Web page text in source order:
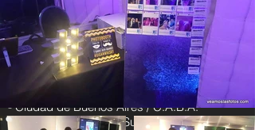
Zonas de Cobertura
- Ciudad de Buenos Aires / C.A.B.A.
-
Conurbano / Zona Sur, Zona Oeste, Zona